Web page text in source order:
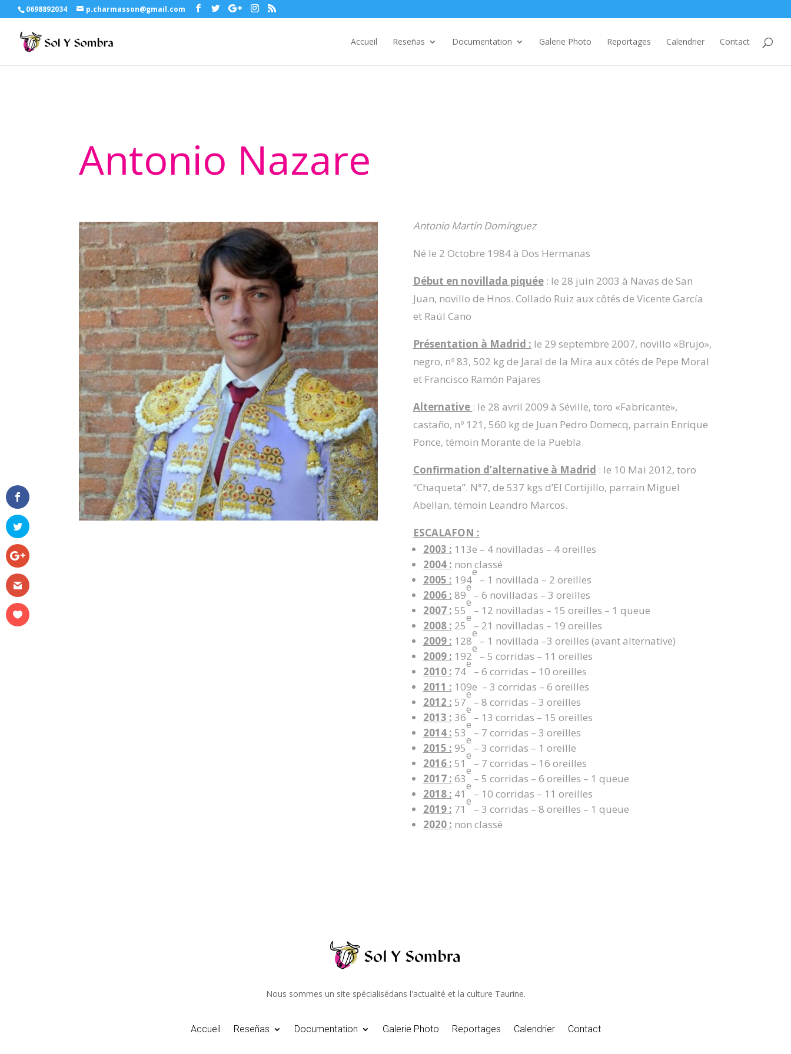
0698892034 p.charmasson@gmail.com
Accueil Reseñas Documentation Galerie Photo Reportages Calendrier Contact
Antonio Nazare
Antonio Martín Domínguez
Né le 2 Octobre 1984 à Dos Hermanas
Début en novillada piquée: le 28 juin 2003 à Navas de San
Juan, novillo de Hnos. Collado Ruiz aux côtés de Vicente García
et Raúl Cano
Présentation à Madrid : le 29 septembre 2007, novillo «Brujo»,
negro, nº 83, 502 kg de Jaral de la Mira aux côtés de Pepe Moral
et Francisco Ramón Pajares
Alternative : le 28 avril 2009 à Séville, toro «Fabricante»,
castaño, nº 121, 560 kg de Juan Pedro Domecq, parrain Enrique
Ponce, témoin Morante de la Puebla.
Confirmation d’alternative à Madrid : le 10 Mai 2012, toro
“Chaqueta”. N°7, de 537 kgs d’El Cortijillo, parrain Miguel
Abellan, témoin Leandro Marcos.
ESCALAFON :
2003 : 113e – 4 novilladas – 4 oreilles
2004 : non classé
2005 : 194
e
– 1 novillada – 2 oreilles
2006 : 89
e
– 6 novilladas – 3 oreilles
2007 : 55
e
– 12 novilladas – 15 oreilles – 1 queue
2008 : 25
e
– 21 novilladas – 19 oreilles
2009 : 128
e
– 1 novillada –3 oreilles (avant alternative)
2009 : 192
e
– 5 corridas – 11 oreilles
2010 : 74
e
– 6 corridas – 10 oreilles
2011 : 109e – 3 corridas – 6 oreilles
2012 : 57
e
– 8 corridas – 3 oreilles
2013 : 36
e
– 13 corridas – 15 oreilles
2014 : 53
e
– 7 corridas – 3 oreilles
2015 : 95
e
– 3 corridas – 1 oreille
2016 : 51
e
– 7 corridas – 16 oreilles
2017 : 63
e
– 5 corridas – 6 oreilles – 1 queue
2018 : 41
e
– 10 corridas – 11 oreilles
2019 : 71
e
– 3 corridas – 8 oreilles – 1 queue
2020 : non classé
Nous sommes un site spécialisédans l'actualité et la culture Taurine.
Accueil Reseñas Documentation Galerie Photo Reportages Calendrier Contact